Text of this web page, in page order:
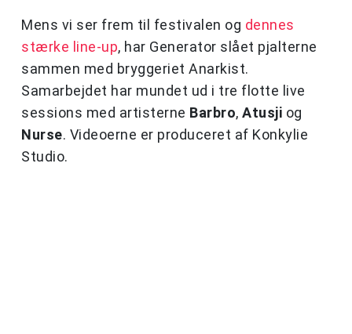
Mens vi ser frem til festivalen og dennes
stærke line-up, har Generator slået pjalterne
sammen med bryggeriet Anarkist.
Samarbejdet har mundet ud i tre flotte live
sessions med artisterne Barbro, Atusji og
Nurse. Videoerne er produceret af Konkylie
Studio.